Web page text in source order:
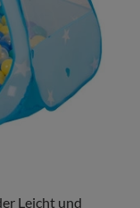
Leicht und